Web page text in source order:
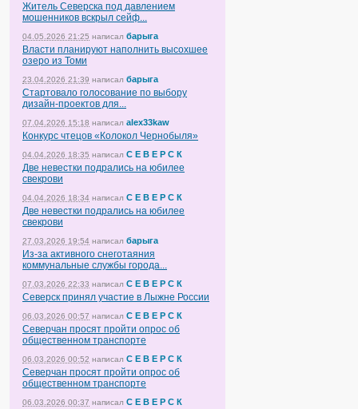
Житель Северска под давлением
мошенников вскрыл сейф...
04.05.2026 21:25 написал барыга
Власти планируют наполнить высохшее
озеро из Томи
23.04.2026 21:39 написал барыга
Стартовало голосование по выбору
дизайн-проектов для...
07.04.2026 15:18 написал alex33kaw
Конкурс чтецов «Колокол Чернобыля»
04.04.2026 18:35 написал С Е В Е Р С К
Две невестки подрались на юбилее
свекрови
04.04.2026 18:34 написал С Е В Е Р С К
Две невестки подрались на юбилее
свекрови
27.03.2026 19:54 написал барыга
Из-за активного снеготаяния
коммунальные службы города...
07.03.2026 22:33 написал С Е В Е Р С К
Северск принял участие в Лыжне России
06.03.2026 00:57 написал С Е В Е Р С К
Северчан просят пройти опрос об
общественном транспорте
06.03.2026 00:52 написал С Е В Е Р С К
Северчан просят пройти опрос об
общественном транспорте
06.03.2026 00:37 написал С Е В Е Р С К